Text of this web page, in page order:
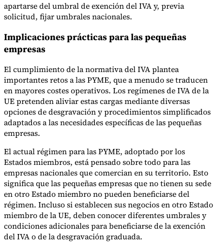
apartarse del umbral de exención del IVA y, previa
solicitud, fijar umbrales nacionales.
Implicaciones prácticas para las pequeñas
empresas
El cumplimiento de la normativa del IVA plantea
importantes retos a las PYME, que a menudo se traducen
en mayores costes operativos. Los regímenes de IVA de la
UE pretenden aliviar estas cargas mediante diversas
opciones de desgravación y procedimientos simplificados
adaptados a las necesidades específicas de las pequeñas
empresas.
El actual régimen para las PYME, adoptado por los
Estados miembros, está pensado sobre todo para las
empresas nacionales que comercian en su territorio. Esto
significa que las pequeñas empresas que no tienen su sede
en otro Estado miembro no pueden beneficiarse del
régimen. Incluso si establecen sus negocios en otro Estado
miembro de la UE, deben conocer diferentes umbrales y
condiciones adicionales para beneficiarse de la exención
del IVA o de la desgravación graduada.